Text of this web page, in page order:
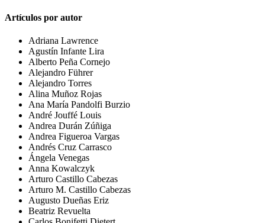
Artículos por autor
Adriana Lawrence
Agustín Infante Lira
Alberto Peña Cornejo
Alejandro Führer
Alejandro Torres
Alina Muñoz Rojas
Ana María Pandolfi Burzio
André Jouffé Louis
Andrea Durán Zúñiga
Andrea Figueroa Vargas
Andrés Cruz Carrasco
Ángela Venegas
Anna Kowalczyk
Arturo Castillo Cabezas
Arturo M. Castillo Cabezas
Augusto Dueñas Eriz
Beatriz Revuelta